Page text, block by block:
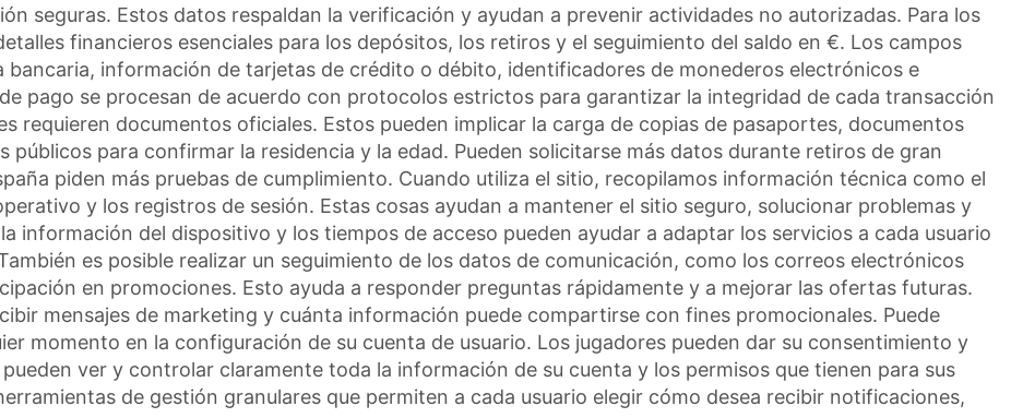
seguras. Estos datos respaldan la verificación y ayudan a prevenir actividades no autorizadas. Para los
financieros esenciales para los depósitos, los retiros y el seguimiento del saldo en €. Los campos
información de tarjetas de crédito o débito, identificadores de monederos electrónicos e
pago se procesan de acuerdo con protocolos estrictos para garantizar la integridad de cada transacción
requieren documentos oficiales. Estos pueden implicar la carga de copias de pasaportes, documentos
públicos para confirmar la residencia y la edad. Pueden solicitarse más datos durante retiros de gran
piden más pruebas de cumplimiento. Cuando utiliza el sitio, recopilamos información técnica como el
y los registros de sesión. Estas cosas ayudan a mantener el sitio seguro, solucionar problemas y
información del dispositivo y los tiempos de acceso pueden ayudar a adaptar los servicios a cada usuario
es posible realizar un seguimiento de los datos de comunicación, como los correos electrónicos
en promociones. Esto ayuda a responder preguntas rápidamente y a mejorar las ofertas futuras.
mensajes de marketing y cuánta información puede compartirse con fines promocionales. Puede
momento en la configuración de su cuenta de usuario. Los jugadores pueden dar su consentimiento y
ver y controlar claramente toda la información de su cuenta y los permisos que tienen para sus
de gestión granulares que permiten a cada usuario elegir cómo desea recibir notificaciones,